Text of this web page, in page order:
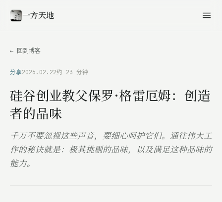
一方天地
← 回到博客
分享2026.02.22约 23 分钟
硅谷创业教父保罗·格雷厄姆：创造
者的品味
千万不要忽视这些声音，要细心呵护它们。通往伟大工
作的秘诀就是：极其挑剔的品味，以及满足这种品味的
能力。